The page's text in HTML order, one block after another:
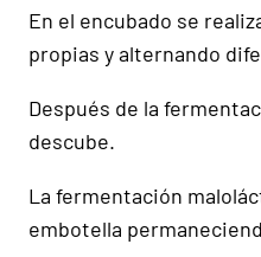
En el encubado se
propias y alternando
Después de la
descube.
La fermentación
embotella